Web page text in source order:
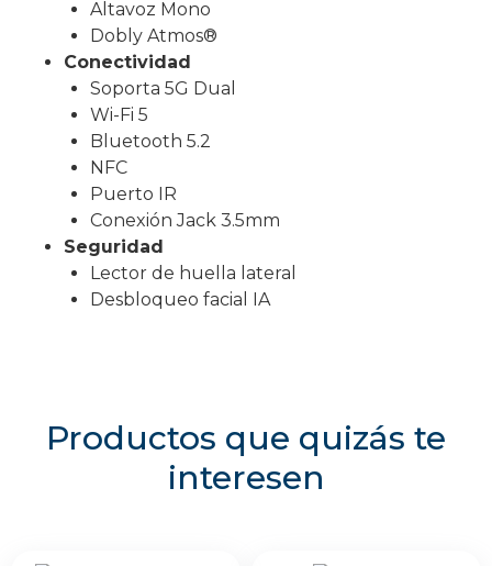
Altavoz Mono
Dobly Atmos®
Conectividad
Soporta 5G Dual
Wi-Fi 5
Bluetooth 5.2
NFC
Puerto IR
Conexión Jack 3.5mm
Seguridad
Lector de huella lateral
Desbloqueo facial IA
Productos que quizás te
interesen